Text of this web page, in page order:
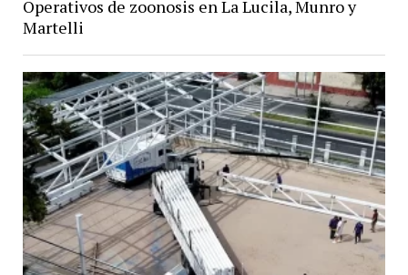
Operativos de zoonosis en La Lucila, Munro y
Martelli